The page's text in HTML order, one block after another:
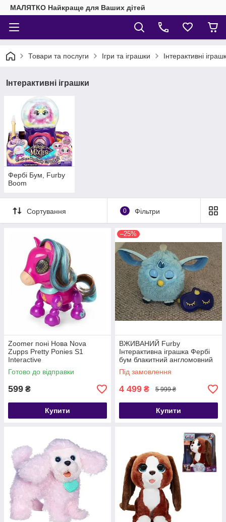
МАЛЯТКО Найкраще для Ваших дітей
Товари та послуги Ігри та іграшки Інтерактивні
Інтерактивні іграшки
Фербі Бум, Furby
Boom
Сортування 0 Фільтри
Zoomer поні Нова Nova
Zupps Pretty Ponies S1
Interactive
Готово до відправки
599 ₴
Купити
–25%
ВЖИВАНИЙ Furby
Інтерактивна іграшка Фербі
бум блакитний англомовний
Connect
Під замовлення
4 499 ₴ 5 999 ₴
Купити